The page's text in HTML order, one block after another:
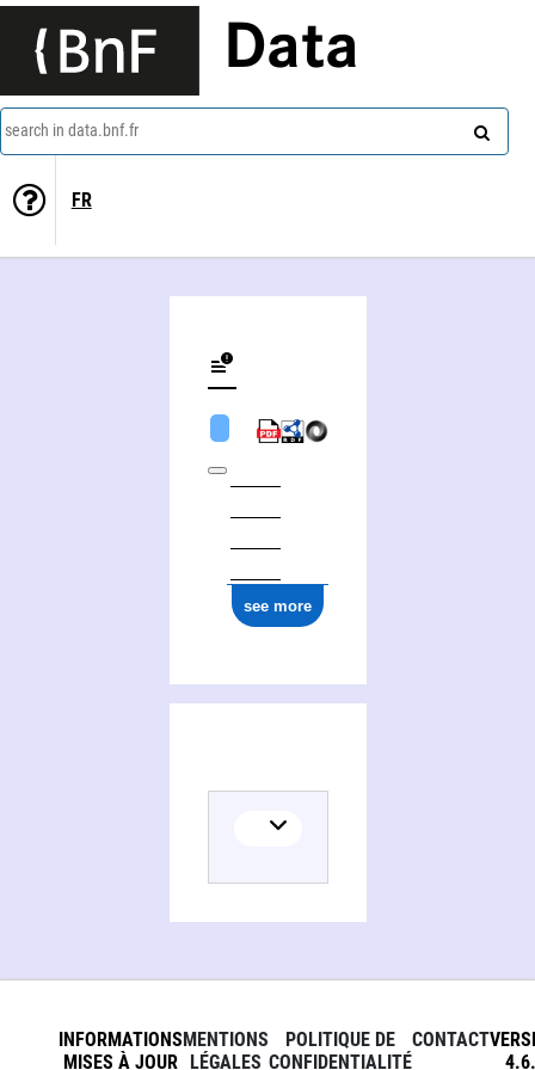
Data
search in data.bnf.fr
FR
see more
INFORMATIONS
MISES À JOUR
MENTIONS
LÉGALES
POLITIQUE DE
CONFIDENTIALITÉ
CONTACT